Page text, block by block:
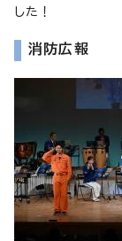
した！
消防広報